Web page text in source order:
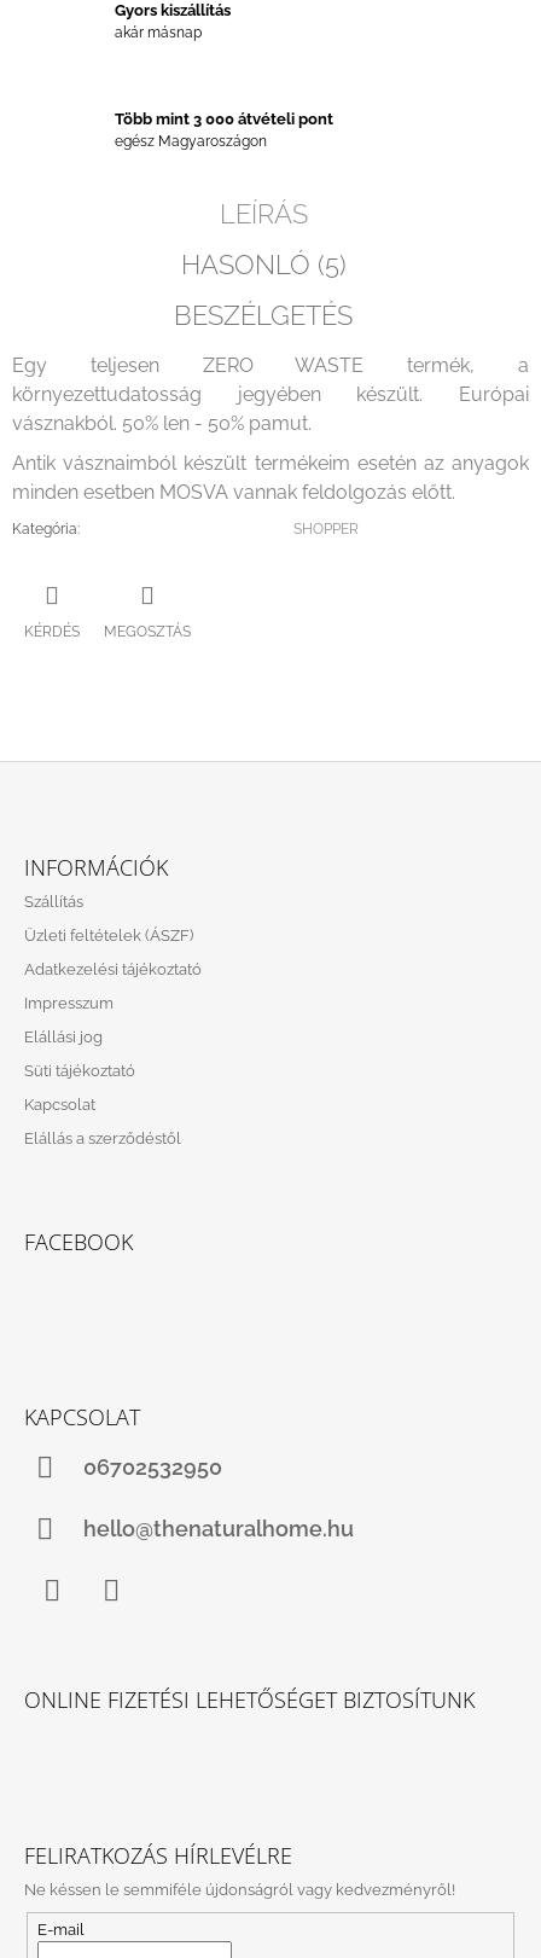
Gyors kiszállítás
akár másnap
Több mint 3 000 átvételi pont
egész Magyaroszágon
LEÍRÁS
HASONLÓ (5)
BESZÉLGETÉS
Egy teljesen ZERO WASTE termék, a
környezettudatosság jegyében készült. Európai
vásznakból. 50% len - 50% pamut.
Antik vásznaimból készült termékeim esetén az anyagok
minden esetben MOSVA vannak feldolgozás előtt.
Kategória: SHOPPER
KÉRDÉS MEGOSZTÁS
INFORMÁCIÓK
Szállítás
Üzleti feltételek (ÁSZF)
Adatkezelési tájékoztató
Impresszum
Elállási jog
Süti tájékoztató
Kapcsolat
Elállás a szerződéstől
FACEBOOK
KAPCSOLAT
06702532950
hello@thenaturalhome.hu
ONLINE FIZETÉSI LEHETŐSÉGET BIZTOSÍTUNK
FELIRATKOZÁS HÍRLEVÉLRE
Ne késsen le semmiféle újdonságról vagy kedvezményről!
E-mail